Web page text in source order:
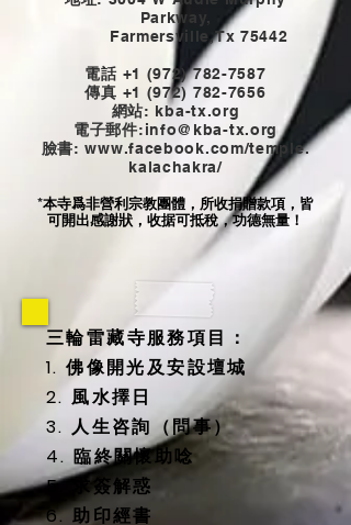
Parkway,
Farmersville,Tx 75442
電話 +1 (972) 782-7587
傳真 +1 (972) 782-7656
網站: kba-tx.org
電子郵件:info@kba-tx.org
臉書: www.facebook.com/temple.
kalachakra/
*本寺爲非營利宗教團體，所收捐贈款項，皆
可開出感謝狀，收据可抵稅，功德無量！
三輪雷藏寺服務項目：
1. 佛像開光及安設壇城
2. 風水擇日
3. 人生咨詢（問事）
4. 臨終關懷助唸
5. 求簽解惑
6. 助印經書